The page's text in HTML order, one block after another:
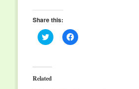
Share this:
Click
to
(Opens
in
new
Click
to
Related